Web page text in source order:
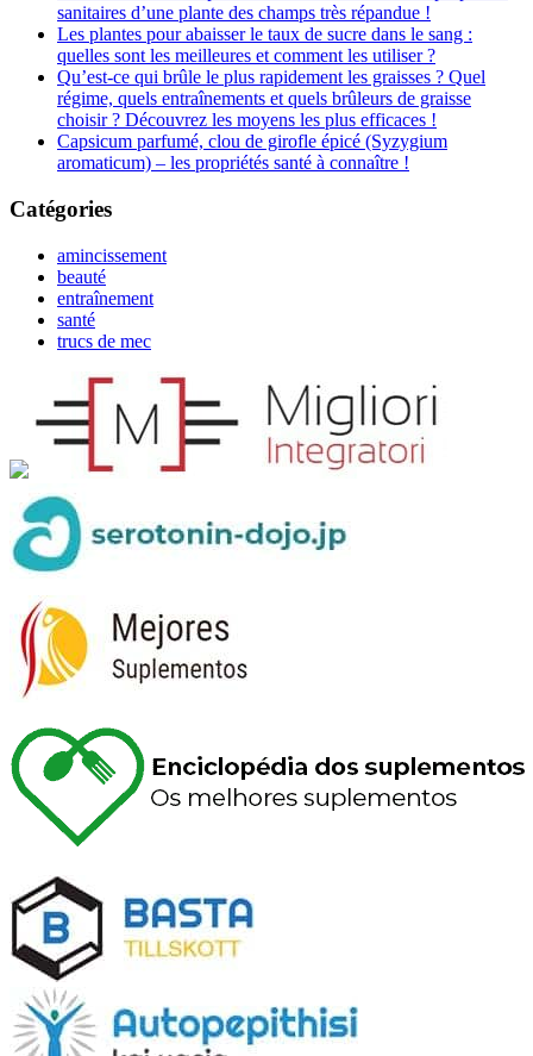
sanitaires d’une plante des champs très répandue !
Les plantes pour abaisser le taux de sucre dans le sang :
quelles sont les meilleures et comment les utiliser ?
Qu’est-ce qui brûle le plus rapidement les graisses ? Quel
régime, quels entraînements et quels brûleurs de graisse
choisir ? Découvrez les moyens les plus efficaces !
Capsicum parfumé, clou de girofle épicé (Syzygium
aromaticum) – les propriétés santé à connaître !
Catégories
amincissement
beauté
entraînement
santé
trucs de mec